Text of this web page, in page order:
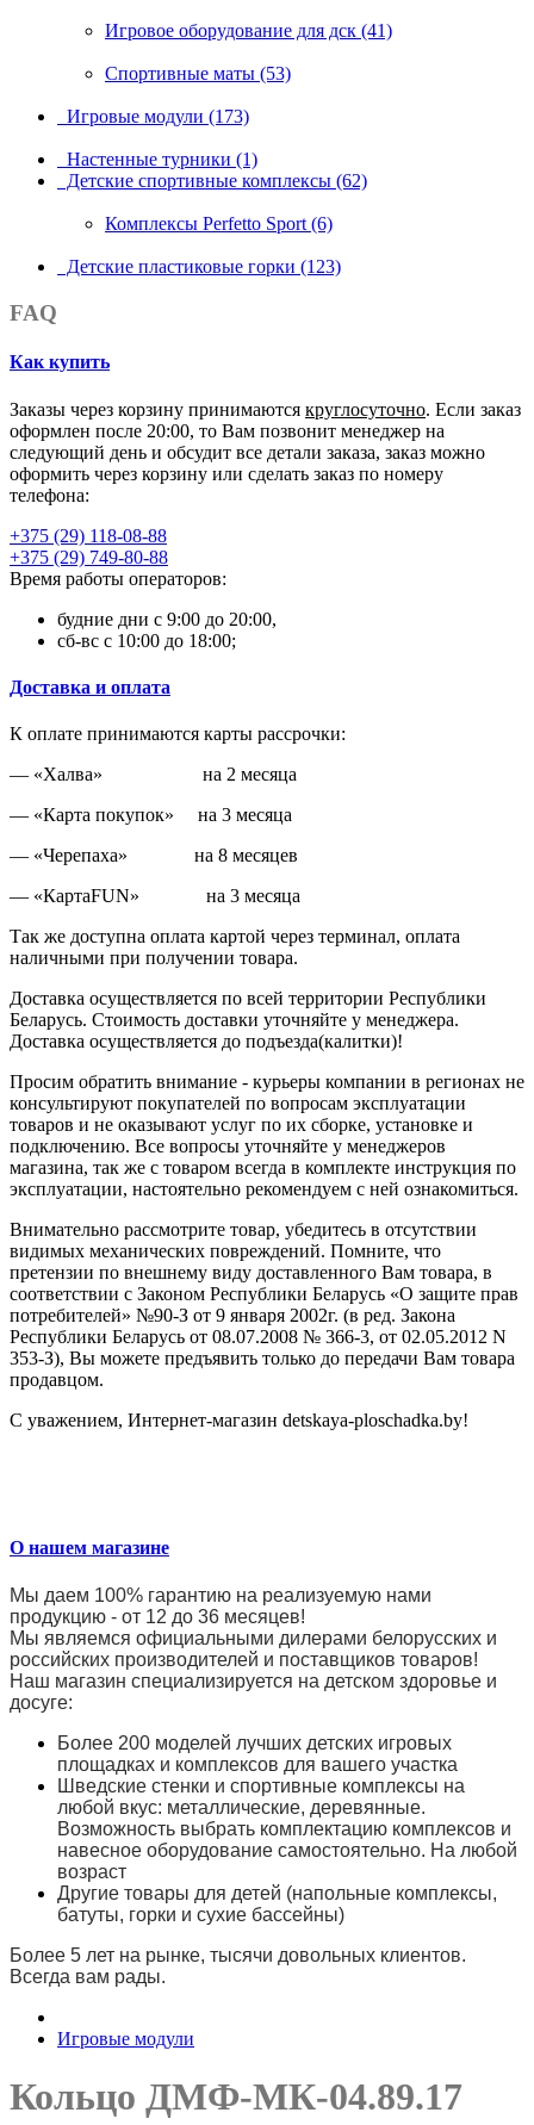
Игровое оборудование для дск (41)
Спортивные маты (53)
Игровые модули (173)
Настенные турники (1)
Детские спортивные комплексы (62)
Комплексы Perfetto Sport (6)
Детские пластиковые горки (123)
FAQ
Как купить
Заказы через корзину принимаются круглосуточно. Если заказ
оформлен после 20:00, то Вам позвонит менеджер на
следующий день и обсудит все детали заказа, заказ можно
оформить через корзину или сделать заказ по номеру
телефона:
+375 (29) 118-08-88
+375 (29) 749-80-88
Время работы операторов:
будние дни с 9:00 до 20:00,
сб-вс с 10:00 до 18:00;
Доставка и оплата
К оплате принимаются карты рассрочки:
— «Халва» на 2 месяца
— «Карта покупок» на 3 месяца
— «Черепаха» на 8 месяцев
— «КартаFUN» на 3 месяца
Так же доступна оплата картой через терминал, оплата
наличными при получении товара.
Доставка осуществляется по всей территории Республики
Беларусь. Стоимость доставки уточняйте у менеджера.
Доставка осуществляется до подъезда(калитки)!
Просим обратить внимание - курьеры компании в регионах не
консультируют покупателей по вопросам эксплуатации
товаров и не оказывают услуг по их сборке, установке и
подключению. Все вопросы уточняйте у менеджеров
магазина, так же с товаром всегда в комплекте инструкция по
эксплуатации, настоятельно рекомендуем с ней ознакомиться.
Внимательно рассмотрите товар, убедитесь в отсутствии
видимых механических повреждений. Помните, что
претензии по внешнему виду доставленного Вам товара, в
соответствии с Законом Республики Беларусь «О защите прав
потребителей» №90-З от 9 января 2002г. (в ред. Закона
Республики Беларусь от 08.07.2008 № 366-3, от 02.05.2012 N
353-З), Вы можете предъявить только до передачи Вам товара
продавцом.
С уважением, Интернет-магазин detskaya-ploschadka.by!
О нашем магазине
Мы даем 100% гарантию на реализуемую нами
продукцию - от 12 до 36 месяцев!
Мы являемся официальными дилерами белорусских и
российских производителей и поставщиков товаров!
Наш магазин специализируется на детском здоровье и
досуге:
Более 200 моделей лучших детских игровых
площадках и комплексов для вашего участка
Шведские стенки и спортивные комплексы на
любой вкус: металлические, деревянные.
Возможность выбрать комплектацию комплексов и
навесное оборудование самостоятельно. На любой
возраст
Другие товары для детей (напольные комплексы,
батуты, горки и сухие бассейны)
Более 5 лет на рынке, тысячи довольных клиентов.
Всегда вам рады.
Игровые модули
Кольцо ДМФ-МК-04.89.17